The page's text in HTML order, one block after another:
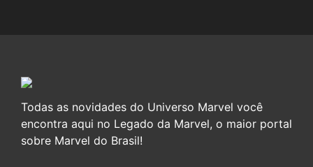
Todas as novidades do Universo Marvel você
encontra aqui no Legado da Marvel, o maior portal
sobre Marvel do Brasil!